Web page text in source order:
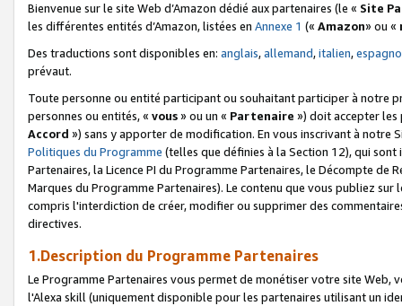
Bienvenue sur le site Web d’Amazon dédié aux partenaires (le « Site
les différentes entités d’Amazon, listées en Annexe 1 (« Amazon» ou «
Des traductions sont disponibles en: anglais,allemand,italien,
prévaut.
Toute personne ou entité participant ou souhaitant participer à notre
personnes ou entités, « vous» ou un « Partenaire ») doit accepter les
Accord ») sans y apporter de modification. En vous inscrivant à notre
Politiques du Programme (telles que définies à la Section 12), qui
Partenaires, la Licence PI du Programme Partenaires, le Décompte de
Marques du Programme Partenaires). Le contenu que vous publiez
compris l'interdiction de créer, modifier ou supprimer des
directives.
1.Description du Programme Partenaires
Le Programme Partenaires vous permet de monétiser votre site Web,
l'Alexa skill (uniquement disponible pour les partenaires utilisant un